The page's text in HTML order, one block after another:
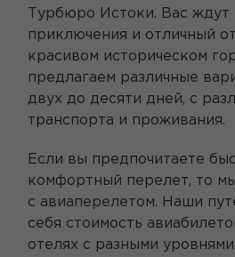
Турбюро Истоки. Вас ждут
приключения и отличный
красивом историческом
предлагаем различные
двух до десяти дней, с
транспорта и проживания.
Если вы предпочитаете
комфортный перелет, то
с авиаперелетом. Наши
себя стоимость
отелях с разными